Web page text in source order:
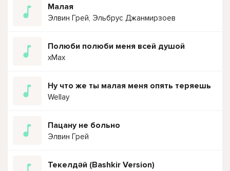
Малая
Элвин Грей, Эльбрус Джанмирзоев
Полюби полюби меня всей душой
xMax
Ну что же ты малая меня опять теряешь
Wellay
Пацану не больно
Элвин Грей
Текелдәй (Bashkir Version)